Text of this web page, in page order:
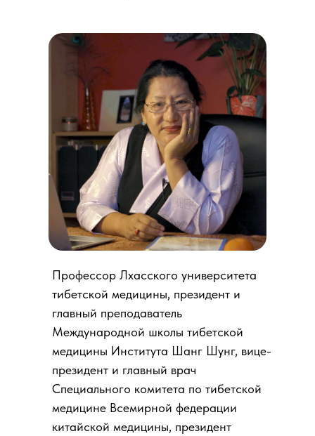
Профессор Лхасского университета
тибетской медицины, президент и
главный преподаватель
Международной школы тибетской
медицины Института Шанг Шунг, вице-
президент и главный врач
Специального комитета по тибетской
медицине Всемирной федерации
китайской медицины, президент